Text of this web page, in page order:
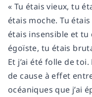
« Tu étais vieux, tu
étais moche. Tu
étais insensible et tu
égoïste, tu étais
Et j’ai été folle de
de cause à effet
océaniques que j’ai